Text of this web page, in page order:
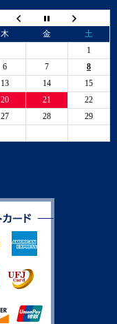
木 金
土
1
6 7
8
13 14
15
20 21
22
27 28
29